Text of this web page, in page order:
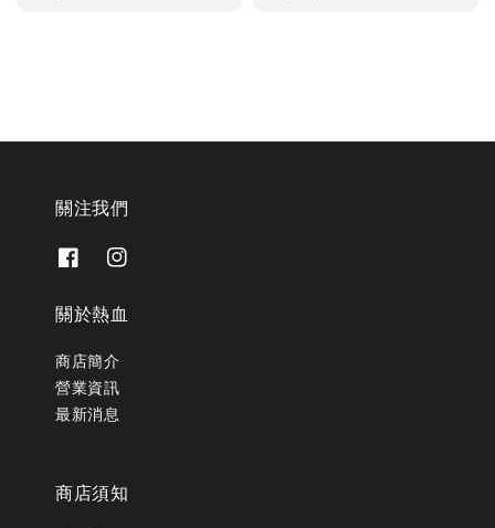
關注我們
關於熱血
商店簡介
營業資訊
最新消息
商店須知